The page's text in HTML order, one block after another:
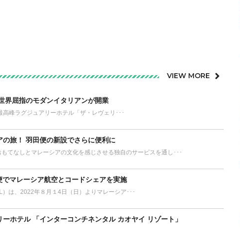
VIEW MORE
界屈指のモダンイタリアンが開業
峰ラグジュアリーホテル「ザ・レヴェリ･･･
旅！ 羽田便の新設でさらに便利に
てなしとマレーシアの文化を感じさせる独自のサービスを通し･･･
マレーシア航空とコードシェアを実施
は、2022年８月１4日（日）よりマレーシア･･･
ホテル 「インターコンチネンタル カオヤイ リゾート」